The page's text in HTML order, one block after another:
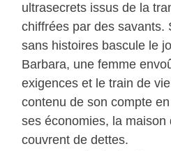
ultrasecrets issus de la
chiffrées par des savants.
sans histoires bascule le
Barbara, une femme
exigences et le train de
contenu de son compte
ses économies, la
couvrent de dettes.